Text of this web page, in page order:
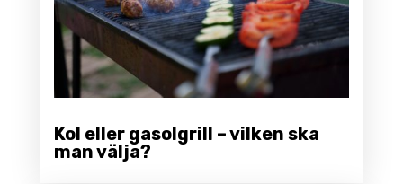
Kol eller gasolgrill – vilken ska
man välja?